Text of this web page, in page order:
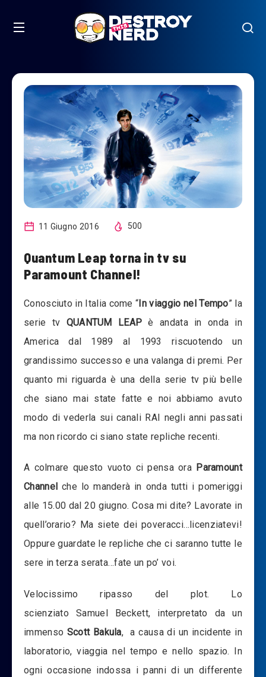
11 Giugno 2016 500
Quantum Leap torna in tv su
Paramount Channel!
Conosciuto in Italia come “In viaggio nel Tempo” la
serie tv QUANTUM LEAP è andata in onda in
America dal 1989 al 1993 riscuotendo un
grandissimo successo e una valanga di premi. Per
quanto mi riguarda è una della serie tv più belle
che siano mai state fatte e noi abbiamo avuto
modo di vederla sui canali RAI negli anni passati
ma non ricordo ci siano state repliche recenti.
A colmare questo vuoto ci pensa ora Paramount
Channel che lo manderà in onda tutti i pomeriggi
alle 15.00 dal 20 giugno. Cosa mi dite? Lavorate in
quell’orario? Ma siete dei poveracci…licenziatevi!
Oppure guardate le repliche che ci saranno tutte le
sere in terza serata…fate un po’ voi.
Velocissimo ripasso del plot. Lo
scienziato Samuel Beckett, interpretato da un
immenso Scott Bakula, a causa di un incidente in
laboratorio, viaggia nel tempo e nello spazio. In
ogni occasione indossa i panni di un differente